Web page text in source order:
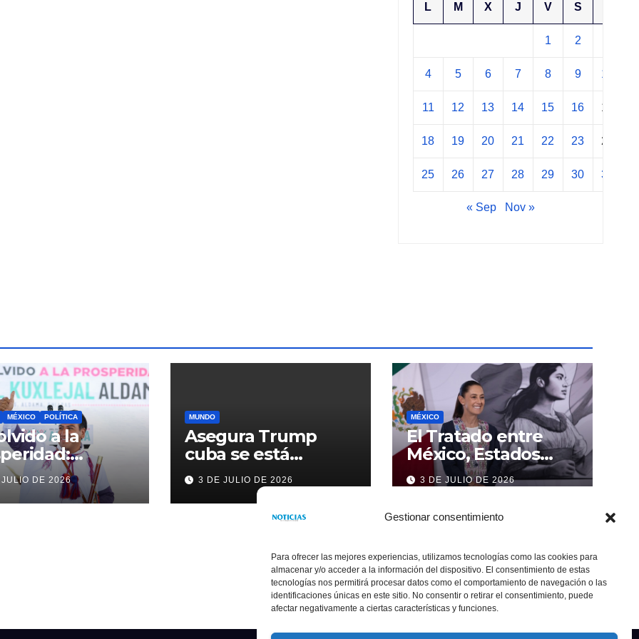
Gestionar consentimiento
Para ofrecer las mejores experiencias, utilizamos tecnologías como las cookies para
almacenar y/o acceder a la información del dispositivo. El consentimiento de estas
tecnologías nos permitirá procesar datos como el comportamiento de navegación o las
identificaciones únicas en este sitio. No consentir o retirar el consentimiento, puede
afectar negativamente a ciertas características y funciones.
L M X J V S
1 2
4 5 6 7 8 9 10
11 12 13 14 15 16 17
18 19 20 21 22 23 24
25 26 27 28 29 30 31
« Sep Nov »
MÉXICO POLÍTICA
a la
Ramírez
la
de
DE 2026
MUNDO
Asegura Trump
cuba se está
acercando a
nosotros
3 DE JULIO DE 2026
MÉXICO
El Tratado entre
México, Estados
Unidos y Canadá (T-
MEC) se mantiene
hasta el 2036:
Presidenta Claudia
3 DE JULIO DE 2026